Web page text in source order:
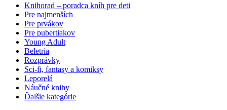
Knihorad – poradca kníh pre deti
Pre najmenších
Pre prvákov
Pre pubertiakov
Young Adult
Beletria
Rozprávky
Sci-fi, fantasy a komiksy
Leporelá
Náučné knihy
Ďalšie kategórie